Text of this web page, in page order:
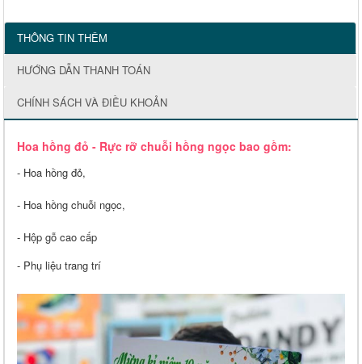
THÔNG TIN THÊM
HƯỚNG DẪN THANH TOÁN
CHÍNH SÁCH VÀ ĐIỀU KHOẢN
Hoa hồng đỏ - Rực rỡ chuỗi hồng ngọc bao gồm:
- Hoa hồng đỏ,
- Hoa hồng chuỗi ngọc,
- Hộp gỗ cao cấp
- Phụ liệu trang trí